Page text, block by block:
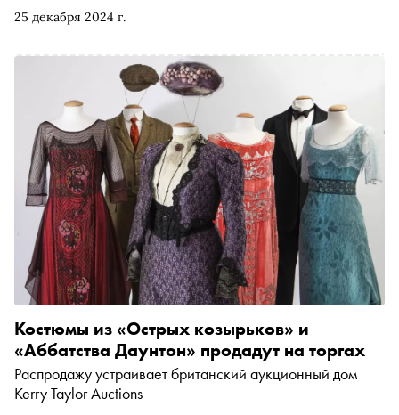
25 декабря 2024 г.
Костюмы из «Острых козырьков» и
«Аббатства Даунтон» продадут на торгах
Распродажу устраивает британский аукционный дом
Kerry Taylor Auctions